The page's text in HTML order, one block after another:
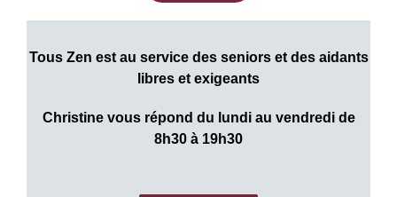
Tous Zen est au service des seniors et des aidants
libres et exigeants
Christine vous répond du lundi au vendredi de
8h30 à 19h30